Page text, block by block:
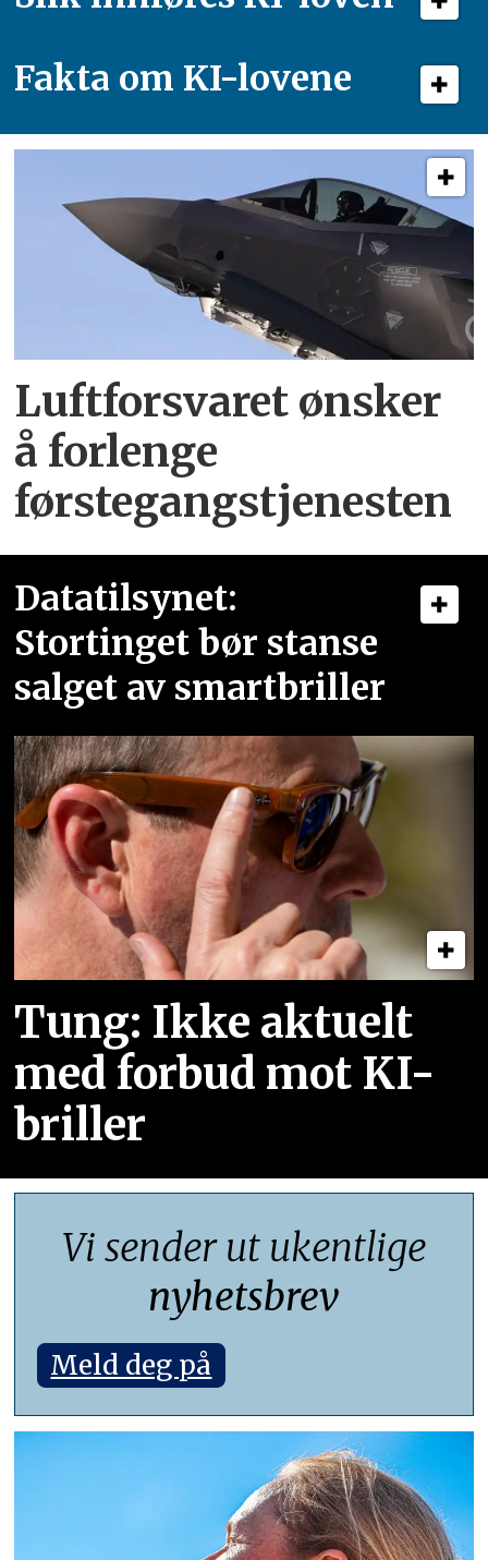
Fakta om KI-lovene
Luftforsvaret ønsker
å forlenge
førstegangstjenesten
Datatilsynet:
Stortinget bør stanse
salget av smartbriller
Tung: Ikke aktuelt
med forbud mot KI-
briller
Vi sender ut ukentlige
nyhetsbrev
Meld deg på